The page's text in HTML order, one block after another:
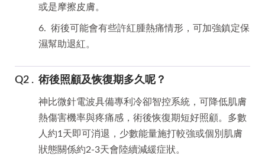
或是摩擦皮膚。
6. 術後可能會有些許紅腫熱痛情形，可加強鎮定保
濕幫助退紅。
術後照顧及恢復期多久呢？
神比微針電波具備專利冷卻智控系統，可降低肌膚
熱傷害機率與疼痛感，術後恢復期短好照顧。多數
人約1天即可消退，少數能量施打較強或個別肌膚
狀態關係約2-3天會陸續減緩症狀。